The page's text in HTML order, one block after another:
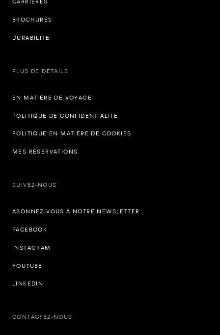
CARRIÈRES
BROCHURES
DURABILITÉ
PLUS DE DÉTAILS
EN MATIÈRE DE VOYAGE
POLITIQUE DE CONFIDENTIALITÉ
POLITIQUE EN MATIÈRE DE COOKIES
MES RÉSERVATIONS
SUIVEZ-NOUS
ABONNEZ-VOUS À NOTRE NEWSLETTER
FACEBOOK
INSTAGRAM
YOUTUBE
LINKEDIN
CONTACTEZ-NOUS